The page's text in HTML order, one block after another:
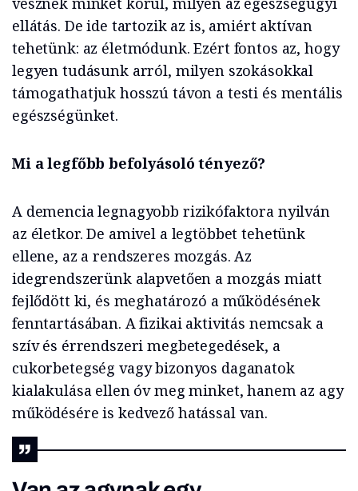
ellátás. De ide tartozik az is, amiért aktívan
tehetünk: az életmódunk. Ezért fontos az, hogy
legyen tudásunk arról, milyen szokásokkal
támogathatjuk hosszú távon a testi és mentális
egészségünket.
Mi a legfőbb befolyásoló tényező?
A demencia legnagyobb rizikófaktora nyilván
az életkor. De amivel a legtöbbet tehetünk
ellene, az a rendszeres mozgás. Az
idegrendszerünk alapvetően a mozgás miatt
fejlődött ki, és meghatározó a működésének
fenntartásában. A fizikai aktivitás nemcsak a
szív és érrendszeri megbetegedések, a
cukorbetegség vagy bizonyos daganatok
kialakulása ellen óv meg minket, hanem az agy
működésére is kedvező hatással van.